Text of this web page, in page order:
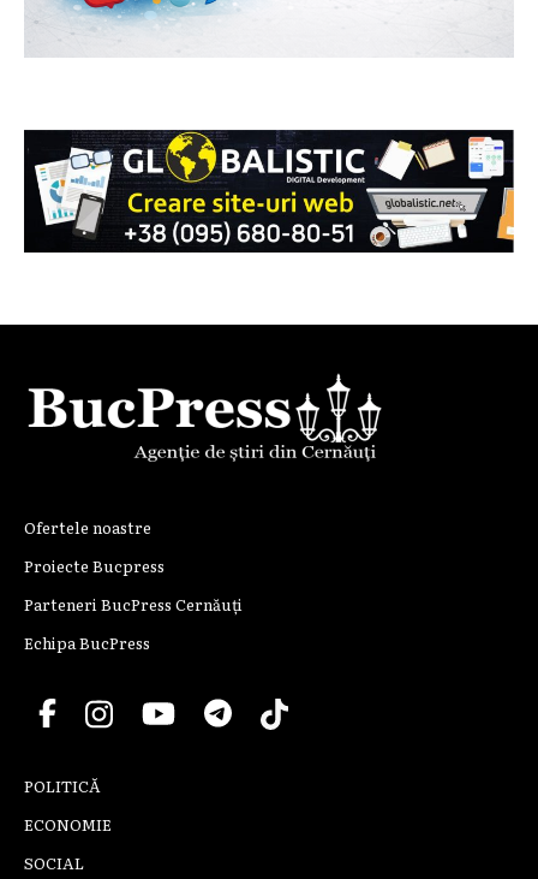
Ofertele noastre
Proiecte Bucpress
Parteneri BucPress Cernăuți
Echipa BucPress
POLITICĂ
ECONOMIE
SOCIAL